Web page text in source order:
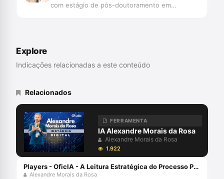
com estágio de pós-doutoramento em
Associação Ibero Americana de Direito e
Decisão, Automação e Inteligência
Coordena o Grupo de Pesquisa
SpinLawLab (CNPq UNIVALI)
Explore
Indicações relacionadas a este conteúdo
Relacionados
FERRAMENTA
IA Alexandre Morais da Rosa
Alexandre Morais da Rosa
1.922
Players - OficIA - A Leitura Estratégica do Processo Penal com Alexandre Morais da Rosa
Alexandre Morais da Rosa